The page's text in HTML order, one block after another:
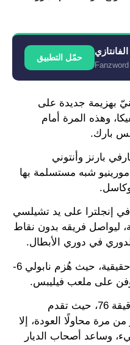
حمّل التطبيق
بهزيمة جديدة على
وهذه المرة أمام
بارك.
3-0 بثنائية هارفي بارنز وأنتوني
شبه مستسلمة بها
في إنجلترا على يد تشيلسي
ليواصل فريقه بدون نقاط
وفي هولندا، عاش كونتي كارثة حقيقية، حيث هُزم نابولي 6-
وكانت المباراة متوازنة حتى الدقيقة 76، حيث تقدم
أكثر من مرة محاولًا العودة، إلا
وساعد أصحاب الديار